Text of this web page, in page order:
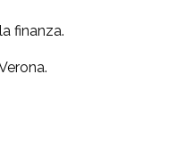
finanza.